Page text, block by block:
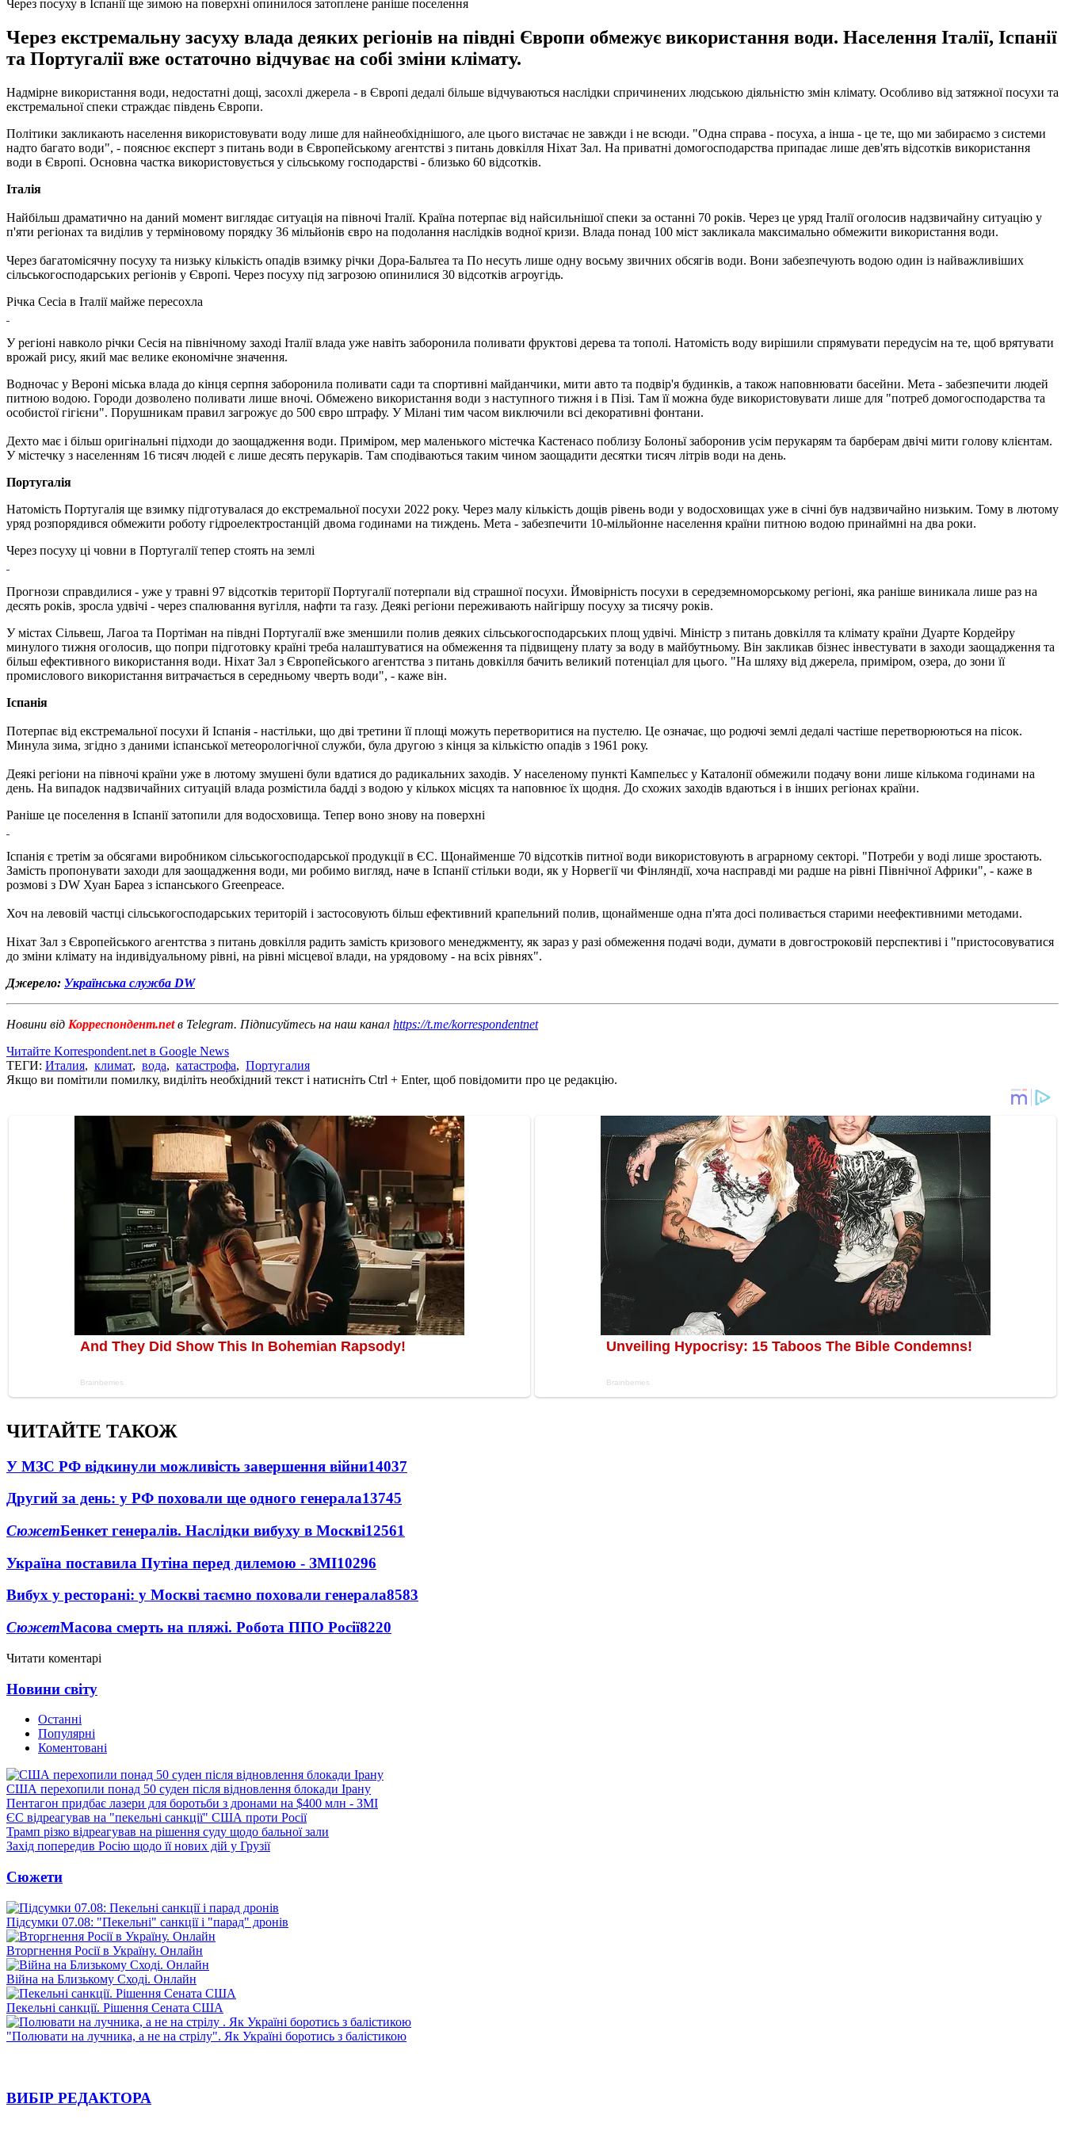
Через посуху в Іспанії ще зимою на поверхні опинилося затоплене раніше поселення
Через екстремальну засуху влада деяких регіонів на півдні Європи обмежує використання води. Населення Італії, Іспанії
та Португалії вже остаточно відчуває на собі зміни клімату.
Надмірне використання води, недостатні дощі, засохлі джерела - в Європі дедалі більше відчуваються наслідки спричинених людською діяльністю змін клімату. Особливо від затяжної посухи та
екстремальної спеки страждає південь Європи.
Політики закликають населення використовувати воду лише для найнеобхіднішого, але цього вистачає не завжди і не всюди. "Одна справа - посуха, а інша - це те, що ми забираємо з системи
надто багато води", - пояснює експерт з питань води в Європейському агентстві з питань довкілля Ніхат Зал. На приватні домогосподарства припадає лише дев'ять відсотків використання
води в Європі. Основна частка використовується у сільському господарстві - близько 60 відсотків.
Італія
Найбільш драматично на даний момент виглядає ситуація на півночі Італії. Країна потерпає від найсильнішої спеки за останні 70 років. Через це уряд Італії оголосив надзвичайну ситуацію у
п'яти регіонах та виділив у терміновому порядку 36 мільйонів євро на подолання наслідків водної кризи. Влада понад 100 міст закликала максимально обмежити використання води.
Через багатомісячну посуху та низьку кількість опадів взимку річки Дора-Бальтеа та По несуть лише одну восьму звичних обсягів води. Вони забезпечують водою один із найважливіших
сільськогосподарських регіонів у Європі. Через посуху під загрозою опинилися 30 відсотків агроугідь.
Річка Сесіа в Італії майже пересохла
У регіоні навколо річки Сесія на північному заході Італії влада уже навіть заборонила поливати фруктові дерева та тополі. Натомість воду вирішили спрямувати передусім на те, щоб врятувати
врожай рису, який має велике економічне значення.
Водночас у Вероні міська влада до кінця серпня заборонила поливати сади та спортивні майданчики, мити авто та подвір'я будинків, а також наповнювати басейни. Мета - забезпечити людей
питною водою. Городи дозволено поливати лише вночі. Обмежено використання води з наступного тижня і в Пізі. Там її можна буде використовувати лише для "потреб домогосподарства та
особистої гігієни". Порушникам правил загрожує до 500 євро штрафу. У Мілані тим часом виключили всі декоративні фонтани.
Дехто має і більш оригінальні підходи до заощадження води. Приміром, мер маленького містечка Кастенасо поблизу Болоньї заборонив усім перукарям та барберам двічі мити голову клієнтам.
У містечку з населенням 16 тисяч людей є лише десять перукарів. Там сподіваються таким чином заощадити десятки тисяч літрів води на день.
Португалія
Натомість Португалія ще взимку підготувалася до екстремальної посухи 2022 року. Через малу кількість дощів рівень води у водосховищах уже в січні був надзвичайно низьким. Тому в лютому
уряд розпорядився обмежити роботу гідроелектростанцій двома годинами на тиждень. Мета - забезпечити 10-мільйонне населення країни питною водою принаймні на два роки.
Через посуху ці човни в Португалії тепер стоять на землі
Прогнози справдилися - уже у травні 97 відсотків території Португалії потерпали від страшної посухи. Ймовірність посухи в середземноморському регіоні, яка раніше виникала лише раз на
десять років, зросла удвічі - через спалювання вугілля, нафти та газу. Деякі регіони переживають найгіршу посуху за тисячу років.
У містах Сільвеш, Лагоа та Портіман на півдні Португалії вже зменшили полив деяких сільськогосподарських площ удвічі. Міністр з питань довкілля та клімату країни Дуарте Кордейру
минулого тижня оголосив, що попри підготовку країні треба налаштуватися на обмеження та підвищену плату за воду в майбутньому. Він закликав бізнес інвестувати в заходи заощадження та
більш ефективного використання води. Ніхат Зал з Європейського агентства з питань довкілля бачить великий потенціал для цього. "На шляху від джерела, приміром, озера, до зони її
промислового використання витрачається в середньому чверть води", - каже він.
Іспанія
Потерпає від екстремальної посухи й Іспанія - настільки, що дві третини її площі можуть перетворитися на пустелю. Це означає, що родючі землі дедалі частіше перетворюються на пісок.
Минула зима, згідно з даними іспанської метеорологічної служби, була другою з кінця за кількістю опадів з 1961 року.
Деякі регіони на півночі країни уже в лютому змушені були вдатися до радикальних заходів. У населеному пункті Кампельєс у Каталонії обмежили подачу вони лише кількома годинами на
день. На випадок надзвичайних ситуацій влада розмістила бадді з водою у кількох місцях та наповнює їх щодня. До схожих заходів вдаються і в інших регіонах країни.
Раніше це поселення в Іспанії затопили для водосховища. Тепер воно знову на поверхні
Іспанія є третім за обсягами виробником сільськогосподарської продукції в ЄС. Щонайменше 70 відсотків питної води використовують в аграрному секторі. "Потреби у воді лише зростають.
Замість пропонувати заходи для заощадження води, ми робимо вигляд, наче в Іспанії стільки води, як у Норвегії чи Фінляндії, хоча насправді ми радше на рівні Північної Африки", - каже в
розмові з DW Хуан Бареа з іспанського Greenpeace.
Хоч на левовій частці сільськогосподарських територій і застосовують більш ефективний крапельний полив, щонайменше одна п'ята досі поливається старими неефективними методами.
Ніхат Зал з Європейського агентства з питань довкілля радить замість кризового менеджменту, як зараз у разі обмеження подачі води, думати в довгостроковій перспективі і "пристосовуватися
до зміни клімату на індивідуальному рівні, на рівні місцевої влади, на урядовому - на всіх рівнях".
Джерело: Українська служба DW
Новини від Корреспондент.netв Telegram. Підписуйтесь на наш канал https://t.me/korrespondentnet
Читайте Korrespondent.net в Google News
ТЕГИ: Италия, климат, вода, катастрофа, Португалия
Якщо ви помітили помилку, виділіть необхідний текст і натисніть Ctrl + Enter, щоб повідомити про це редакцію.
ЧИТАЙТЕ ТАКОЖ
У МЗС РФ відкинули можливість завершення війни14037
Другий за день: у РФ поховали ще одного генерала13745
СюжетБенкет генералів. Наслідки вибуху в Москві12561
Україна поставила Путіна перед дилемою - ЗМІ10296
Вибух у ресторані: у Москві таємно поховали генерала8583
СюжетМасова смерть на пляжі. Робота ППО Росії8220
Читати коментарі
Новини світу
Останні
Популярні
Коментовані
США перехопили понад 50 суден після відновлення блокади Ірану
Пентагон придбає лазери для боротьби з дронами на $400 млн - ЗМІ
ЄС відреагував на "пекельні санкції" США проти Росії
Трамп різко відреагував на рішення суду щодо бальної зали
Захід попередив Росію щодо її нових дій у Грузії
Сюжети
Підсумки 07.08: "Пекельні" санкції і "парад" дронів
Вторгнення Росії в Україну. Онлайн
Війна на Близькому Сході. Онлайн
Пекельні санкції. Рішення Сената США
"Полювати на лучника, а не на стрілу". Як Україні боротись з балістикою
ВИБІР РЕДАКТОРА